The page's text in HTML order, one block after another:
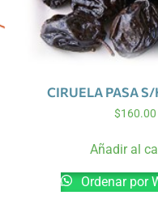
CIRUELA PASA S/
$160.00
Añadir al
Ordenar por